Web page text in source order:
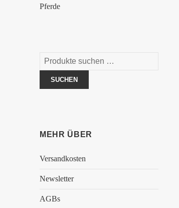
Pferde
Suchen
nach:
SUCHEN
MEHR ÜBER
Versandkosten
Newsletter
AGBs